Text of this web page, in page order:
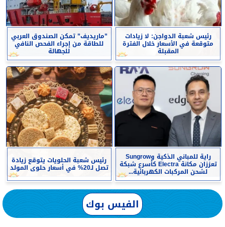
رئيس شعبة الدواجن: لا زيادات
متوقعة في الأسعار خلال الفترة
المقبلة
”ماريديف” تمكن الصندوق العربي
للطاقة من إجراء الفحص النافي
للجهالة
راية للمباني الذكية وSungrow
تعززان مكانة Electra كأسرع شبكة
لشحن المركبات الكهربائية...
رئيس شعبة الحلويات يتوقع زيادة
تصل لـ20% في أسعار حلوى المولد
الفيس بوك